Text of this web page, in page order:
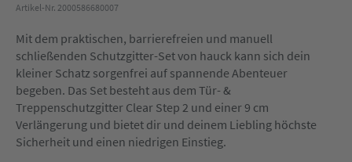
Artikel-Nr. 2000586680007
Mit dem praktischen, barrierefreien und manuell
schließenden Schutzgitter-Set von hauck kann sich dein
kleiner Schatz sorgenfrei auf spannende Abenteuer
begeben. Das Set besteht aus dem Tür- &
Treppenschutzgitter Clear Step 2 und einer 9 cm
Verlängerung und bietet dir und deinem Liebling höchste
Sicherheit und einen niedrigen Einstieg.